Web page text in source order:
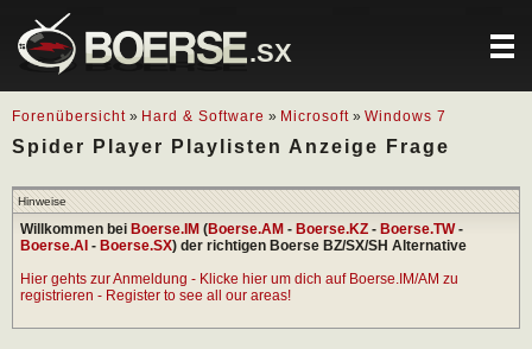
.SX
Forenübersicht » Hard & Software » Microsoft » Windows 7
Spider Player Playlisten Anzeige Frage
Hinweise
Willkommen bei Boerse.IM (Boerse.AM - Boerse.KZ - Boerse.TW-
Boerse.AI - Boerse.SX) der richtigen Boerse BZ/SX/SH Alternative
Hier gehts zur Anmeldung - Klicke hier um dich auf Boerse.IM/AM zu
registrieren - Register to see all our areas!